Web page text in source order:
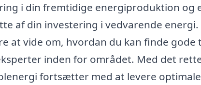
i din fremtidige energiproduktion og
af din investering i vedvarende energi.
at vide om, hvordan du kan finde gode
inden for området. Med det
fortsætter med at levere optimale